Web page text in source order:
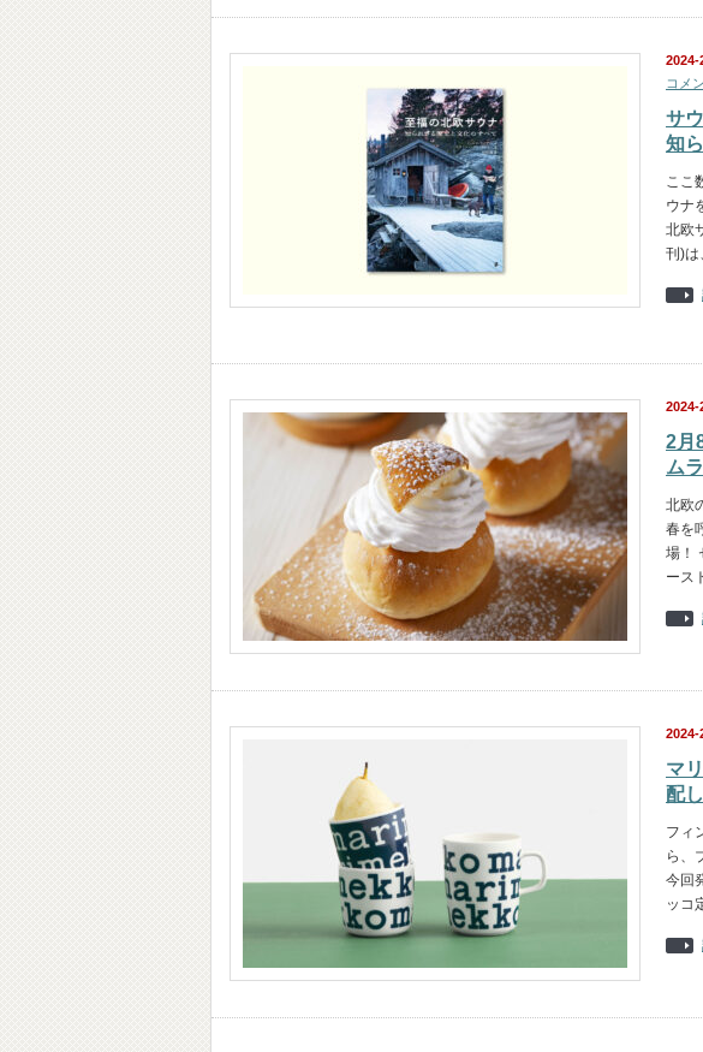
2024-
コメ
サ
知
ここ
ウナ
北欧
刊)は
2024-
2月
ム
北欧
春を
場！
ース
2024-
マ
配
フィ
ら、
今回
ッコ